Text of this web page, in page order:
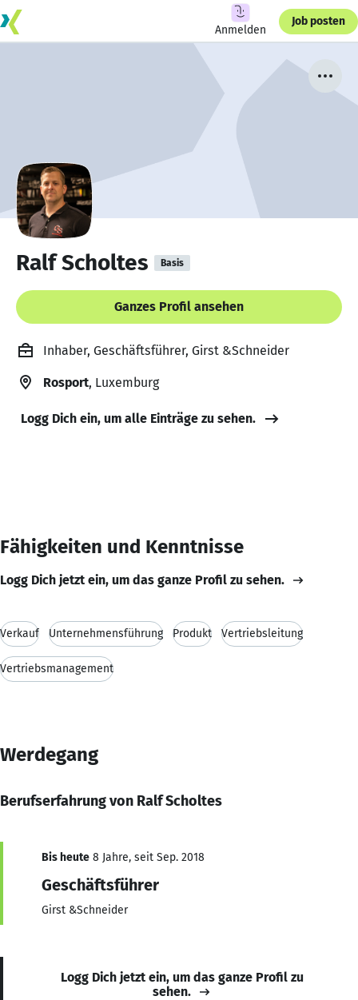
Anmelden
Job posten
Ralf Scholtes Basis
Ganzes Profil ansehen
Inhaber, Geschäftsführer, Girst &Schneider
Rosport, Luxemburg
Logg Dich ein, um alle Einträge zu sehen.
Fähigkeiten und Kenntnisse
Logg Dich jetzt ein, um das ganze Profil zu sehen.
Verkauf Unternehmensführung Produkt Vertriebsleitung
Vertriebsmanagement
Werdegang
Berufserfahrung von Ralf Scholtes
Bis heute 8 Jahre, seit Sep. 2018
Geschäftsführer
Girst &Schneider
Logg Dich jetzt ein, um das ganze Profil zu
sehen.